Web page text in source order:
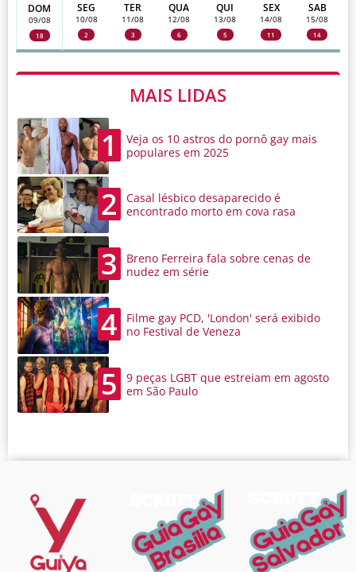
DOM
09/08
18
SEG
10/08
2
TER
11/08
3
QUA
12/08
6
QUI
13/08
5
SEX
14/08
11
SAB
15/08
14
MAIS LIDAS
1
Veja os 10 astros do pornô gay mais
populares em 2025
2
Casal lésbico desaparecido é
encontrado morto em cova rasa
3
Breno Ferreira fala sobre cenas de
nudez em série
4
Filme gay PCD, 'London' será exibido
no Festival de Veneza
5
9 peças LGBT que estreiam em agosto
em São Paulo